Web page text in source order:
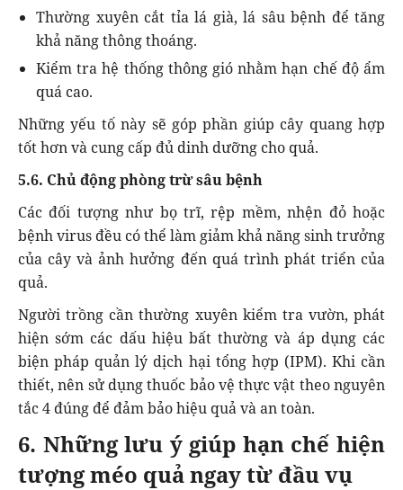
Thường xuyên cắt tỉa lá già, lá sâu bệnh để tăng
khả năng thông thoáng.
Kiểm tra hệ thống thông gió nhằm hạn chế độ ẩm
quá cao.
Những yếu tố này sẽ góp phần giúp cây quang hợp
tốt hơn và cung cấp đủ dinh dưỡng cho quả.
5.6. Chủ động phòng trừ sâu bệnh
Các đối tượng như bọ trĩ, rệp mềm, nhện đỏ hoặc
bệnh virus đều có thể làm giảm khả năng sinh trưởng
của cây và ảnh hưởng đến quá trình phát triển của
quả.
Người trồng cần thường xuyên kiểm tra vườn, phát
hiện sớm các dấu hiệu bất thường và áp dụng các
biện pháp quản lý dịch hại tổng hợp (IPM). Khi cần
thiết, nên sử dụng thuốc bảo vệ thực vật theo nguyên
tắc 4 đúng để đảm bảo hiệu quả và an toàn.
6. Những lưu ý giúp hạn chế hiện
tượng méo quả ngay từ đầu vụ